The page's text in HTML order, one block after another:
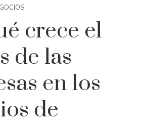
crece el
de las
en los
de